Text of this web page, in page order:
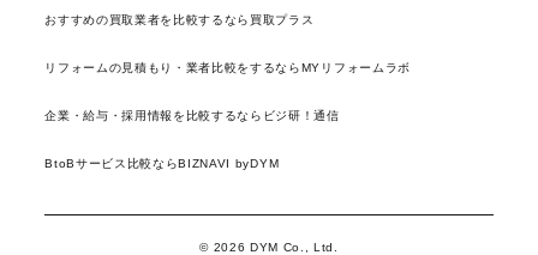
おすすめの買取業者を比較するなら買取プラス
リフォームの見積もり・業者比較をするならMYリフォームラボ
企業・給与・採用情報を比較するならビジ研！通信
BtoBサービス比較ならBIZNAVI byDYM
© 2026 DYM Co., Ltd.